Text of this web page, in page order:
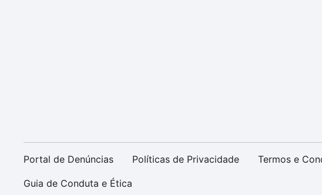
Portal de Denúncias Políticas de Privacidade Termos e
Guia de Conduta e Ética